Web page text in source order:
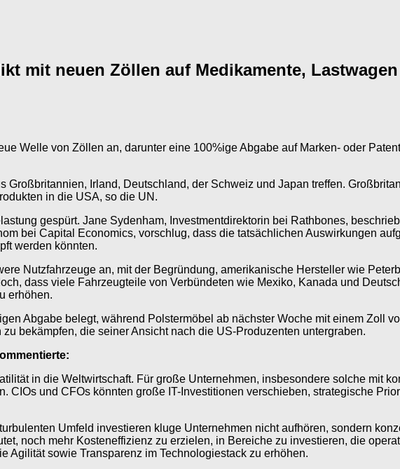
mit neuen Zöllen auf Medikamente,
Welle von Zöllen an, darunter eine 100%ige Abgabe auf Marken- oder
Großbritannien, Irland, Deutschland, der Schweiz und Japan treffen.
in die USA, so die UN.
gespürt. Jane Sydenham, Investmentdirektorin bei Rathbones,
bei Capital Economics, vorschlug, dass die tatsächlichen Auswirkungen
werden könnten.
Nutzfahrzeuge an, mit der Begründung, amerikanische Hersteller wie
dass viele Fahrzeugteile von Verbündeten wie Mexiko, Kanada und
erhöhen.
Abgabe belegt, während Polstermöbel ab nächster Woche mit einem Zoll
bekämpfen, die seiner Ansicht nach die US-Produzenten untergraben.
in die Weltwirtschaft. Für große Unternehmen, insbesondere solche mit
CIOs und CFOs könnten große IT-Investitionen verschieben, strategische
Umfeld investieren kluge Unternehmen nicht aufhören, sondern
noch mehr Kosteneffizienz zu erzielen, in Bereiche zu investieren, die
Agilität sowie Transparenz im Technologiestack zu erhöhen.